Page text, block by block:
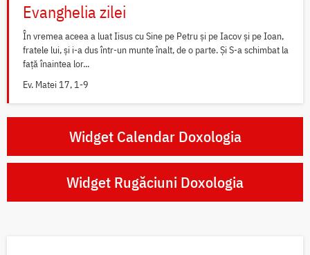
Evanghelia zilei
În vremea aceea a luat Iisus cu Sine pe Petru și pe Iacov și pe Ioan,
fratele lui, și i-a dus într-un munte înalt, de o parte. Și S-a schimbat la
față înaintea lor...
Ev. Matei 17, 1-9
Widget Calendar Doxologia
Widget Rugăciuni Doxologia